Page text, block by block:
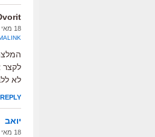
18 מאי 2008 at 17:52
לקצר
לא
REPLY
יואב
18 מאי 2008 at 18:08